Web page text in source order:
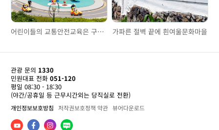
어린이들의 교통안전교육은 구포어린이교통공원에서 가파른 절벽 끝에 흰여울문화마을
관광 문의 1330
민원대표 전화 051-120
평일 08:30 - 18:30
(야간/공휴일 등 근무시간외는 당직실로 전환)
개인정보보호방침 저작권보호정책 약관 뷰어다운로드